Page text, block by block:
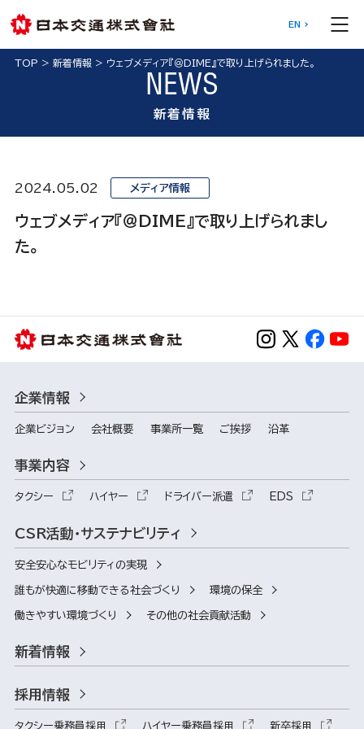
EN
TOP > 新着情報> ウェブメディア『＠DIME』で取り上げられました。
NEWS
新着情報
2024.05.02 メディア情報
ウェブメディア『＠DIME』で取り上げられまし
た。
企業情報
企業ビジョン 会社概要 事業所一覧 ご挨拶 沿革
事業内容
タクシー ハイヤー ドライバー派遣 EDS
CSR活動・サステナビリティ
安全安心なモビリティの実現
誰もが快適に移動できる社会づくり 環境の保全
働きやすい環境づくり その他の社会貢献活動
新着情報
採用情報
タクシー乗務員採用 ハイヤー乗務員採用 新卒採用